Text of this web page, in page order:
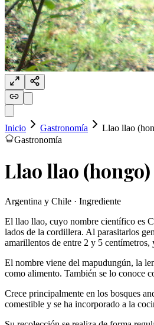
Inicio Gastronomía
Llao llao
Gastronomía
Llao llao (hongo)
Argentina y Chile · Ingrediente
El llao llao, cuyo nombre científico es
lados de la cordillera. Al parasitarlos
amarillentos de entre 2 y 5
El nombre viene del mapudungún, la
como alimento. También se lo conoce
Crece principalmente en los bosques
comestible y se ha incorporado a la